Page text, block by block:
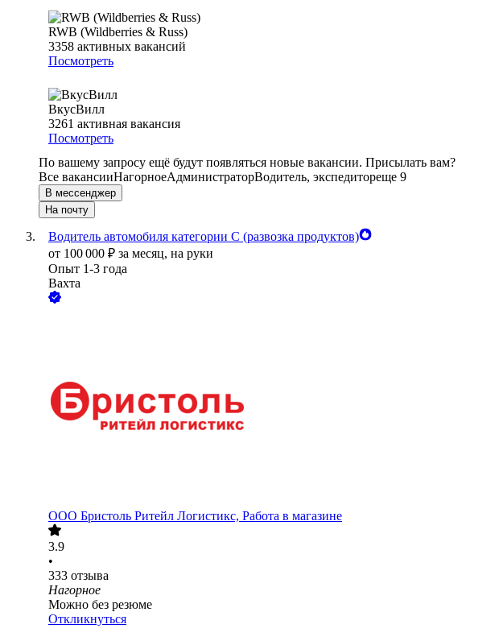
RWB (Wildberries & Russ)
3358 активных вакансий
Посмотреть
ВкусВилл
3261 активная вакансия
Посмотреть
По вашему запросу ещё будут появляться новые вакансии. Присылать вам?
Все вакансииНагорноеАдминистраторВодитель, экспедитореще 9
В мессенджер
На почту
Водитель автомобиля категории C (развозка продуктов)
от 100 000 ₽ за месяц, на руки
Опыт 1-3 года
Вахта
ООО Бристоль Ритейл Логистикс, Работа в магазине
3.9
•
333 отзыва
Нагорное
Можно без резюме
Откликнуться